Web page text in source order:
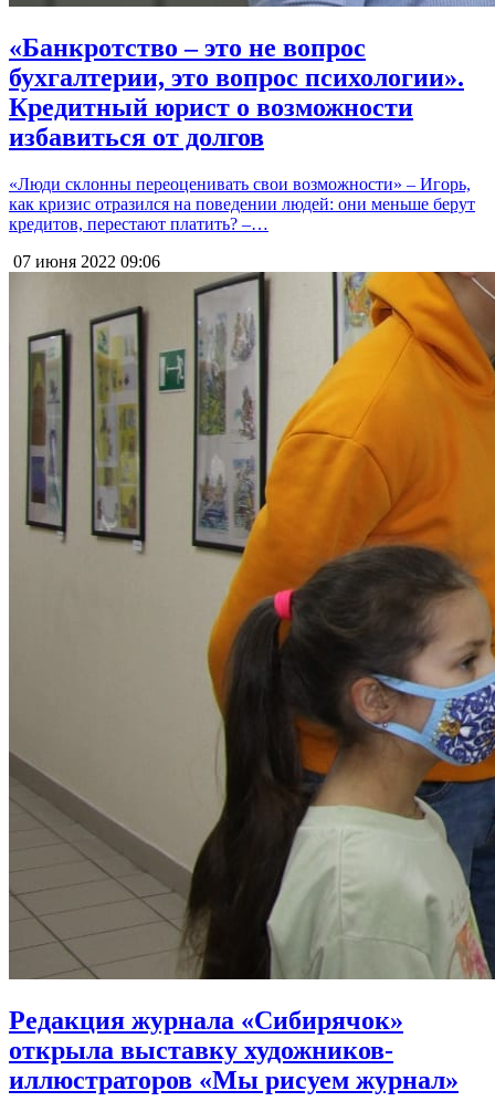
«Банкротство – это не вопрос
бухгалтерии, это вопрос психологии».
Кредитный юрист о возможности
избавиться от долгов
«Люди склонны переоценивать свои возможности» – Игорь,
как кризис отразился на поведении людей: они меньше берут
кредитов, перестают платить? –…
07 июня 2022 09:06
Редакция журнала «Сибирячок»
открыла выставку художников-
иллюстраторов «Мы рисуем журнал»